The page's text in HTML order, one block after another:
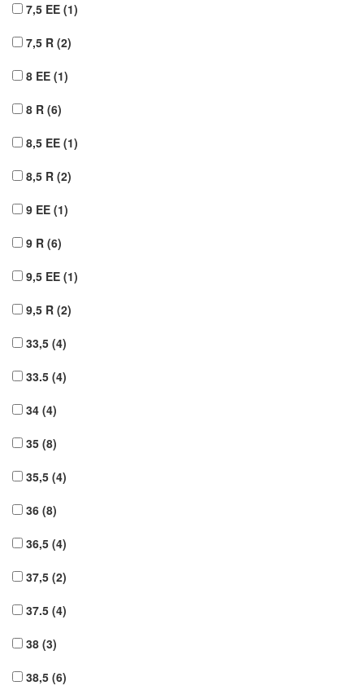
7,5 EE (1)
7,5 R (2)
8 EE (1)
8 R (6)
8,5 EE (1)
8,5 R (2)
9 EE (1)
9 R (6)
9,5 EE (1)
9,5 R (2)
33,5 (4)
33.5 (4)
34 (4)
35 (8)
35,5 (4)
36 (8)
36,5 (4)
37,5 (2)
37.5 (4)
38 (3)
38,5 (6)